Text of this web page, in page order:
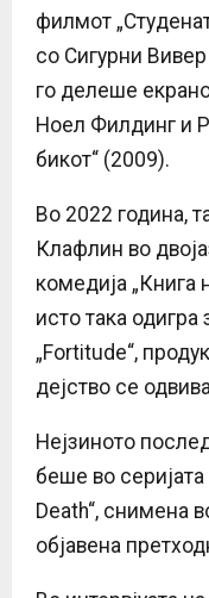
филмот
со Сигурни
го делеше
Ноел Филдинг и
бикот“ (2009).
Во 2022 година,
Клафлин во
комедија „Книга
исто така одигра
„Fortitude“,
дејство се
Нејзиното
беше во серијата
Death“, снимена
објавена